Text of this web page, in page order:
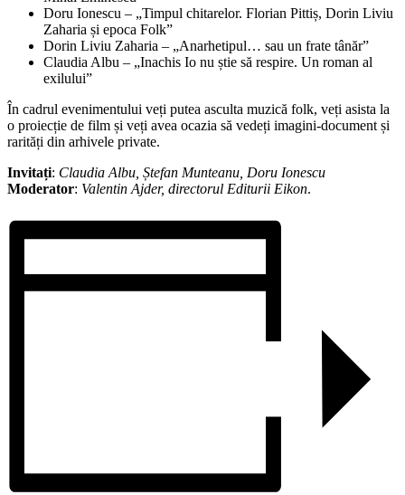
Doru Ionescu – „Timpul chitarelor. Florian Pittiș, Dorin Liviu
Zaharia și epoca Folk”
Dorin Liviu Zaharia – „Anarhetipul… sau un frate tânăr”
Claudia Albu – „Inachis Io nu știe să respire. Un roman al
exilului”
În cadrul evenimentului veți putea asculta muzică folk, veți asista la
o proiecție de film și veți avea ocazia să vedeți imagini-document și
rarități din arhivele private.
Invitați: Claudia Albu, Ștefan Munteanu, Doru Ionescu
Moderator: Valentin Ajder, directorul Editurii Eikon.